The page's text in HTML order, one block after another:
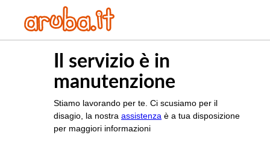
Il servizio è in
manutenzione
Stiamo lavorando per te. Ci scusiamo per il
disagio, la nostra assistenza è a tua disposizione
per maggiori informazioni